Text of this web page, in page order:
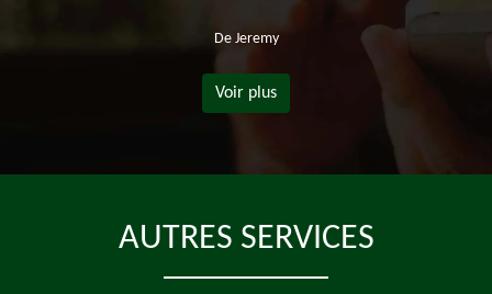
De Jeremy
Voir plus
AUTRES SERVICES